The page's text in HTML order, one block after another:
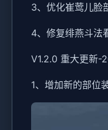
3、优化崔莺儿脸
4、修复绯燕斗法
V1.2.0 重大更新-
1、增加新的部位